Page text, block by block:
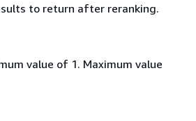
to return after reranking.
value of 1. Maximum value